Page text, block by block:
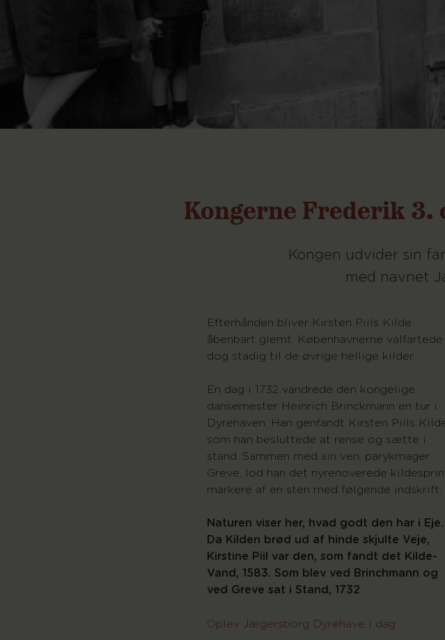
Kongerne Frederik 3.
Kongen udvider sin
med navnet
Efterhånden bliver Kirsten Piils Kilde
åbenbart glemt. Københavnerne valfartede
dog stadig til de øvrige hellige kilder.
En dag i 1732 vandrede den kongelige
dansemester Heinrich Brinckmann en tur i
Dyrehaven. Han genfandt Kirsten Piils
som han besluttede at rense og sætte i
stand. Sammen med sin ven, parykmager
Greve, lod han det nyrenoverede
markere af en sten med følgende indskrift:
Naturen viser her, hvad godt den har i Eje.
Da Kilden brød ud af hinde skjulte Veje,
Kirstine Piil var den, som fandt det Kilde-
Vand, 1583. Som blev ved Brinchmann og
ved Greve sat i Stand, 1732
Oplev Jægersborg Dyrehave i dag